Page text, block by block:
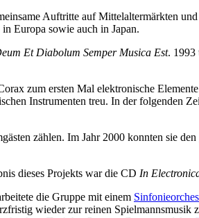
Auftritte auf Mittelaltermärkten
Europa sowie auch in Japan.
Et Diabolum Semper Musica Est. 1993
zum ersten Mal elektronische
Instrumenten treu. In der folgenden
zählen. Im Jahr 2000 konnten sie den
dieses Projekts war die CD In
die Gruppe mit einem
wieder zur reinen Spielmannsmusik